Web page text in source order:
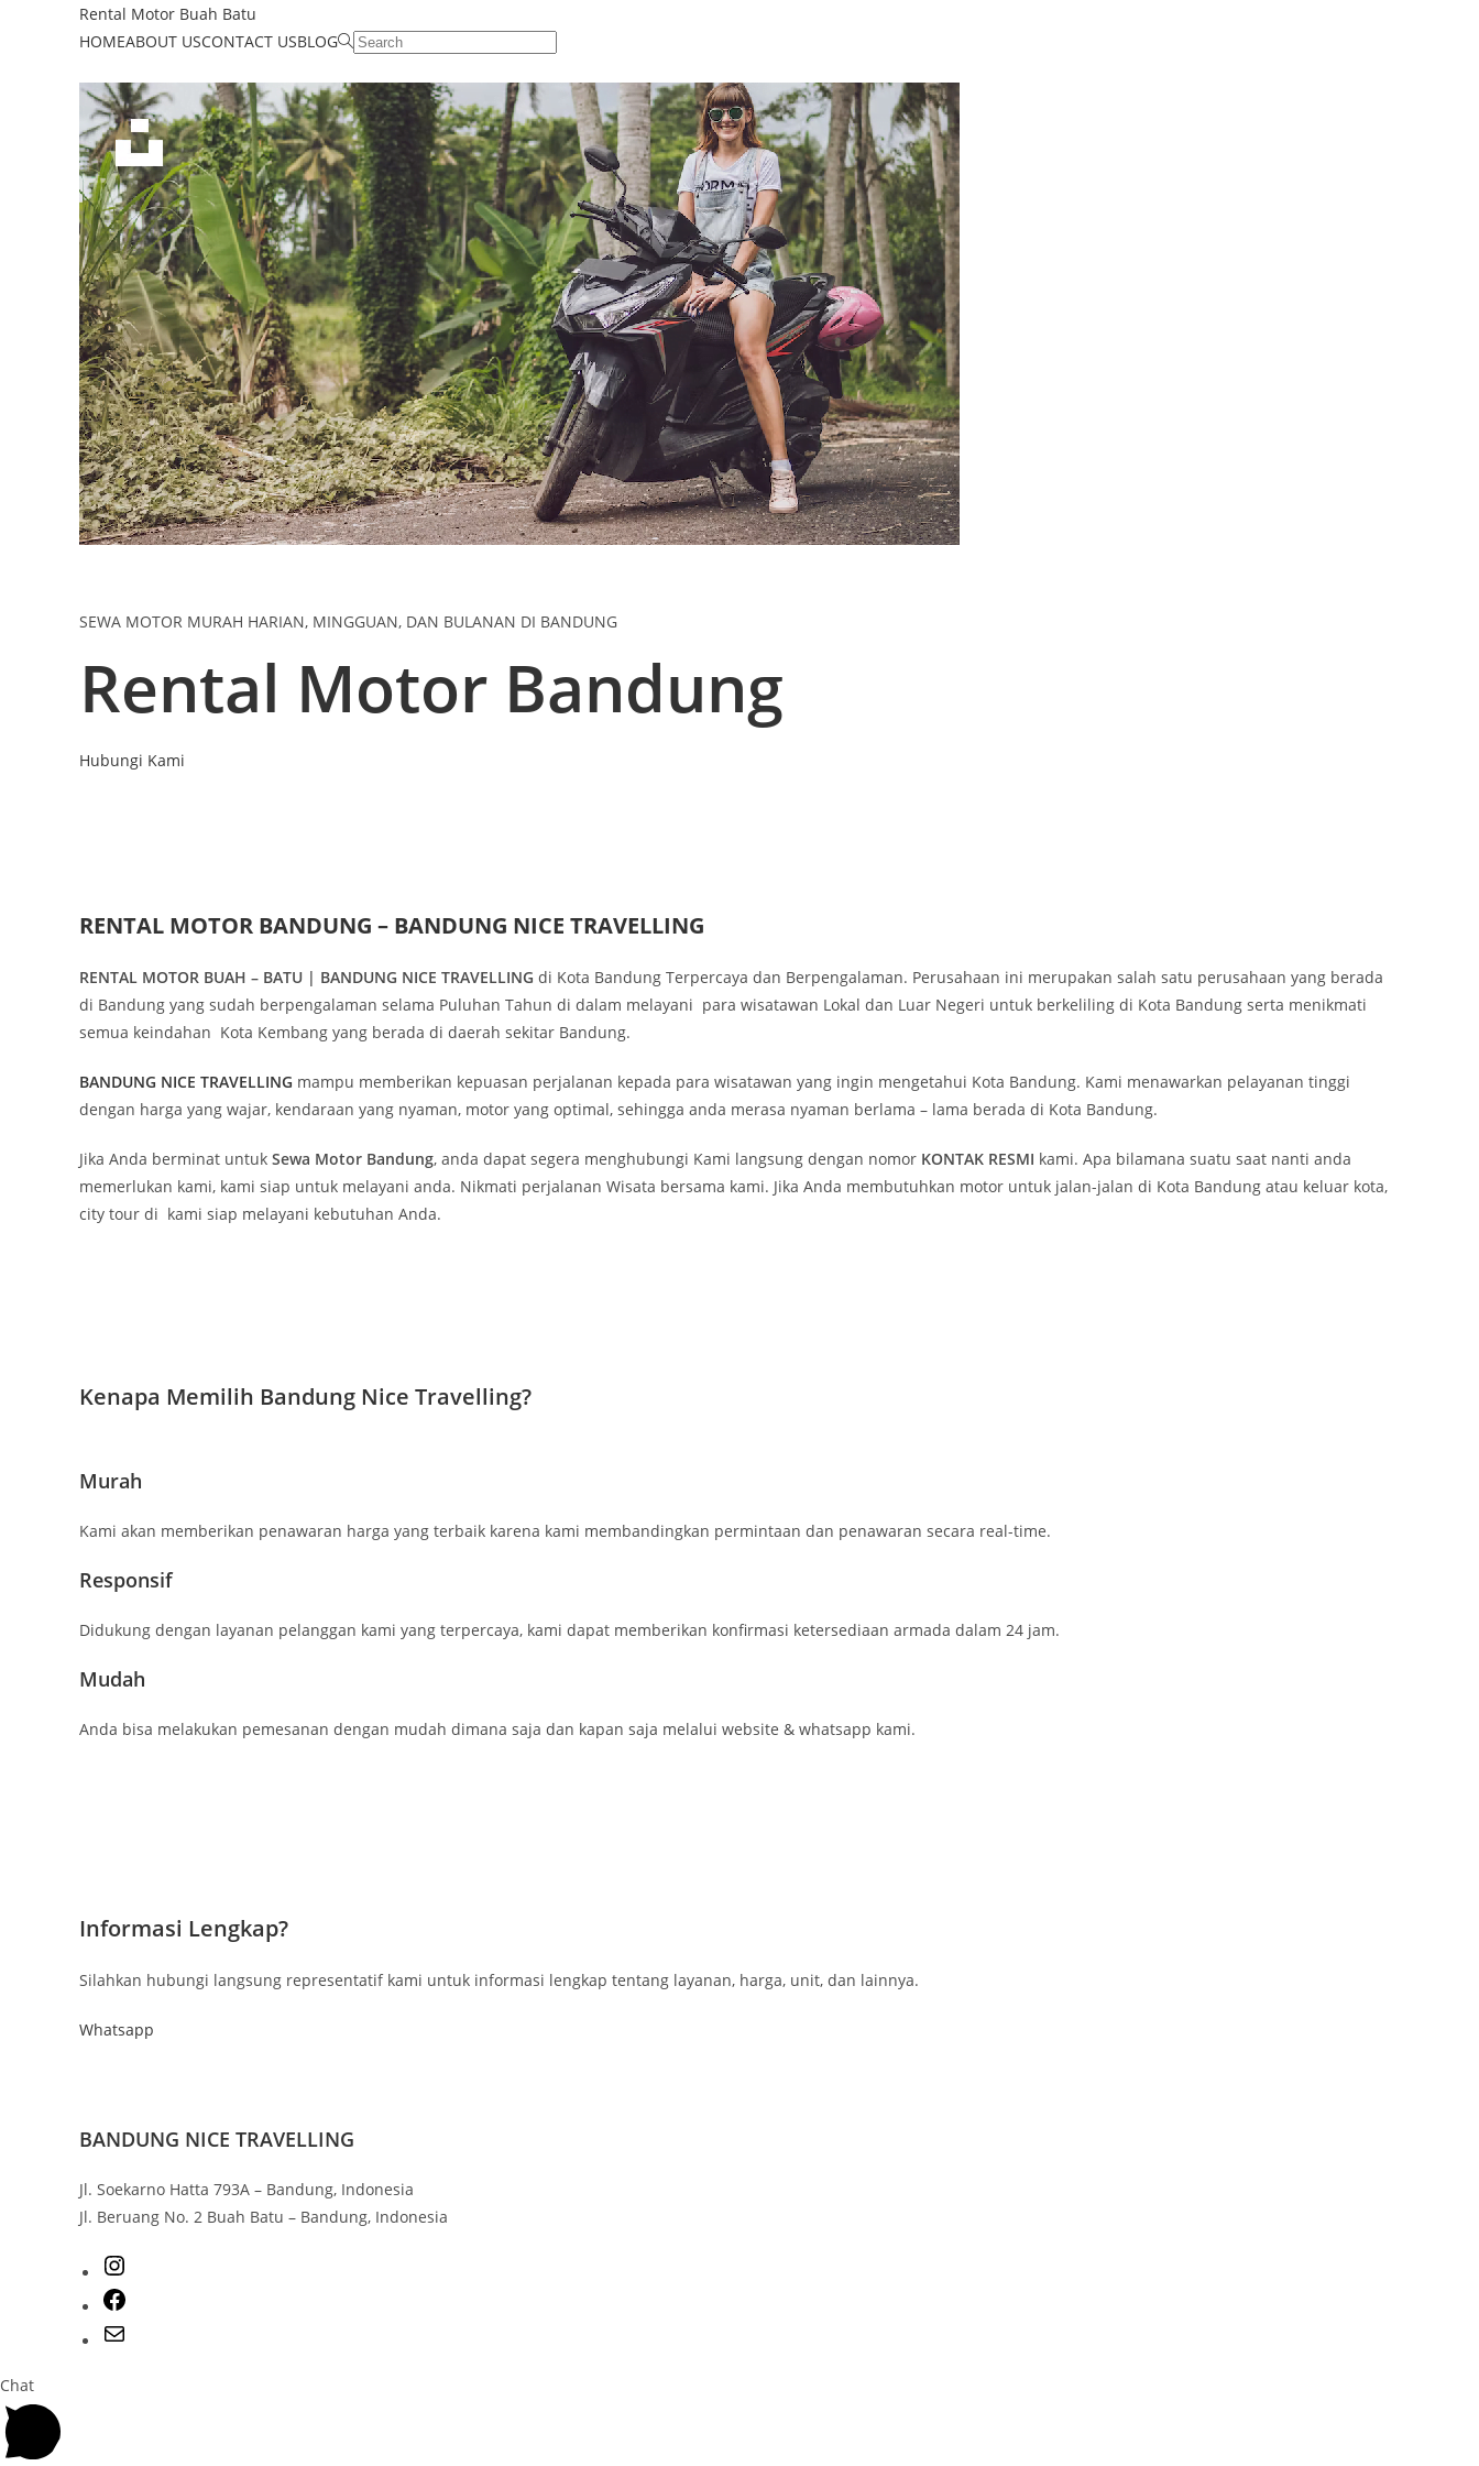
Rental Motor Buah Batu
HOMEABOUT USCONTACT USBLOG
SEWA MOTOR MURAH HARIAN, MINGGUAN, DAN BULANAN DI BANDUNG
Rental Motor Bandung
Hubungi Kami
RENTAL MOTOR BANDUNG – BANDUNG NICE TRAVELLING
RENTAL MOTOR BUAH – BATU | BANDUNG NICE TRAVELLING di Kota Bandung Terpercaya dan Berpengalaman. Perusahaan ini merupakan salah satu perusahaan yang berada
di Bandung yang sudah berpengalaman selama Puluhan Tahun di dalam melayani para wisatawan Lokal dan Luar Negeri untuk berkeliling di Kota Bandung serta menikmati
semua keindahan Kota Kembang yang berada di daerah sekitar Bandung.
BANDUNG NICE TRAVELLING mampu memberikan kepuasan perjalanan kepada para wisatawan yang ingin mengetahui Kota Bandung. Kami menawarkan pelayanan tinggi
dengan harga yang wajar, kendaraan yang nyaman, motor yang optimal, sehingga anda merasa nyaman berlama – lama berada di Kota Bandung.
Jika Anda berminat untuk Sewa Motor Bandung, anda dapat segera menghubungi Kami langsung dengan nomor KONTAK RESMI kami. Apa bilamana suatu saat nanti anda
memerlukan kami, kami siap untuk melayani anda. Nikmati perjalanan Wisata bersama kami. Jika Anda membutuhkan motor untuk jalan-jalan di Kota Bandung atau keluar kota,
city tour di kami siap melayani kebutuhan Anda.
Kenapa Memilih Bandung Nice Travelling?
Murah
Kami akan memberikan penawaran harga yang terbaik karena kami membandingkan permintaan dan penawaran secara real-time.
Responsif
Didukung dengan layanan pelanggan kami yang terpercaya, kami dapat memberikan konfirmasi ketersediaan armada dalam 24 jam.
Mudah
Anda bisa melakukan pemesanan dengan mudah dimana saja dan kapan saja melalui website & whatsapp kami.
Informasi Lengkap?
Silahkan hubungi langsung representatif kami untuk informasi lengkap tentang layanan, harga, unit, dan lainnya.
Whatsapp
BANDUNG NICE TRAVELLING
Jl. Soekarno Hatta 793A – Bandung, Indonesia
Jl. Beruang No. 2 Buah Batu – Bandung, Indonesia
Chat